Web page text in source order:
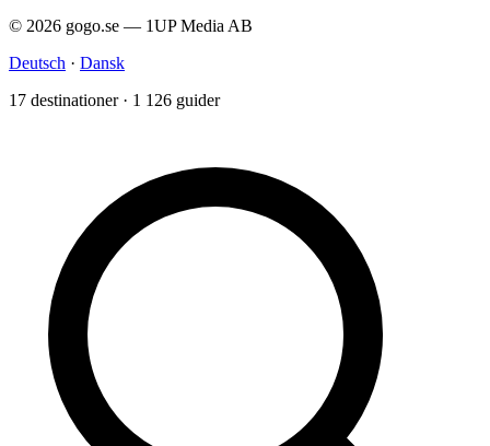
© 2026 gogo.se — 1UP Media AB
Deutsch · Dansk
17 destinationer · 1 126 guider